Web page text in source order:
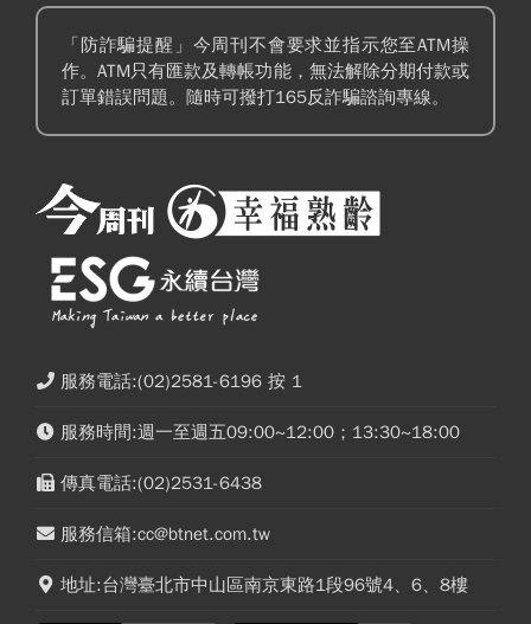
「防詐騙提醒」今周刊不會要求並指示您至ATM操
作。ATM只有匯款及轉帳功能，無法解除分期付款或
訂單錯誤問題。隨時可撥打165反詐騙諮詢專線。
服務電話:(02)2581-6196 按 1
服務時間:週一至週五09:00~12:00；13:30~18:00
傳真電話:(02)2531-6438
服務信箱:cc@btnet.com.tw
地址:台灣臺北市中山區南京東路1段96號4、6、8樓